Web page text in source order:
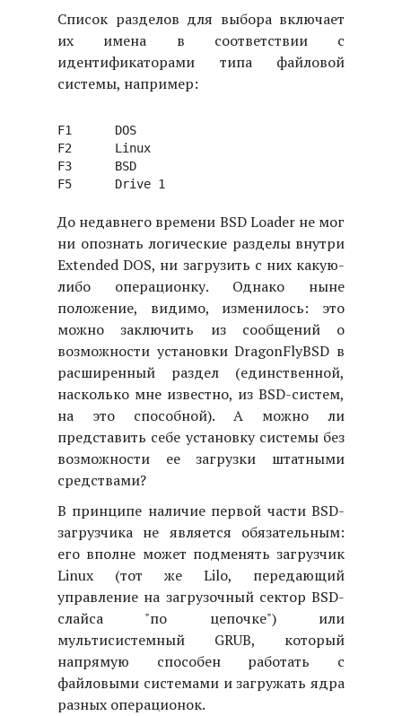
Список разделов для выбора включает
их имена в соответствии с
идентификаторами типа файловой
системы, например:
F1	DOS
F2	Linux
F3	BSD
До недавнего времени BSD Loader не мог
ни опознать логические разделы внутри
Extended DOS, ни загрузить с них какую-
либо операционку. Однако ныне
положение, видимо, изменилось: это
можно заключить из сообщений о
возможности установки DragonFlyBSD в
расширенный раздел (единственной,
насколько мне известно, из BSD-систем,
на это способной). А можно ли
представить себе установку системы без
возможности ее загрузки штатными
средствами?
В принципе наличие первой части BSD-
загрузчика не является обязательным:
его вполне может подменять загрузчик
Linux (тот же Lilo, передающий
управление на загрузочный сектор BSD-
слайса "по цепочке") или
мультисистемный GRUB, который
напрямую способен работать с
файловыми системами и загружать ядра
разных операционок.